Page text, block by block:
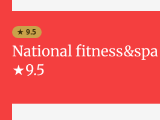
★ 9.5
National
★9.5